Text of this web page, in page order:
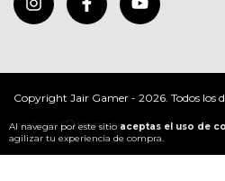
Al navegar por este sitioaceptas el uso de
agilizar tu experiencia de compra.
Copyright Jair Gamer - 2026. Todos los